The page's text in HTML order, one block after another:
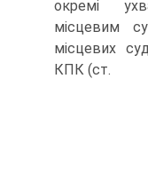
окремі
місцевим
місцевих
КПК (ст.